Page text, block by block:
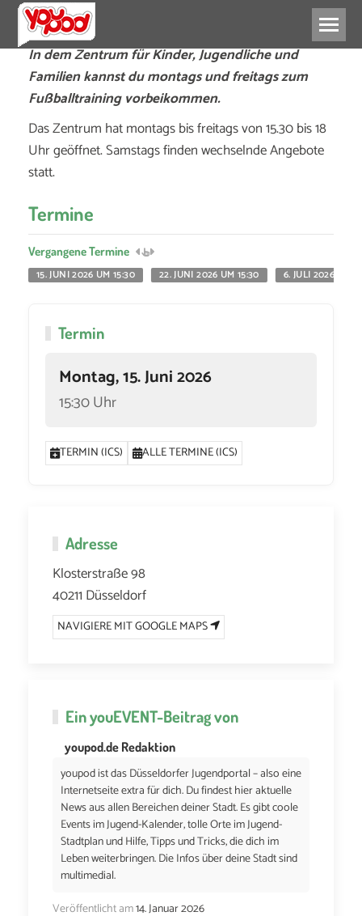
In dem Zentrum für Kinder, Jugendliche und
Familien kannst du montags und freitags zum
Fußballtraining vorbeikommen.
Das Zentrum hat montags bis freitags von 15.30 bis 18
Uhr geöffnet. Samstags finden wechselnde Angebote
statt.
Termine
Vergangene Termine
15. JUNI 2026 UM 15:30
22. JUNI 2026 UM 15:30 6. JULI 2026 UM
Termin
Montag, 15. Juni 2026
15:30 Uhr
TERMIN (ICS) ALLE TERMINE (ICS)
Adresse
Klosterstraße 98
40211 Düsseldorf
NAVIGIERE MIT GOOGLE MAPS
EinyouEVENT-Beitrag von
youpod.de Redaktion
youpod ist das Düsseldorfer Jugendportal – also eine
Internetseite extra für dich. Du findest hier aktuelle
News aus allen Bereichen deiner Stadt. Es gibt coole
Events im Jugend-Kalender, tolle Orte im Jugend-
Stadtplan und Hilfe, Tipps und Tricks, die dich im
Leben weiterbringen. Die Infos über deine Stadt sind
multimedial.
Veröffentlicht am14. Januar 2026